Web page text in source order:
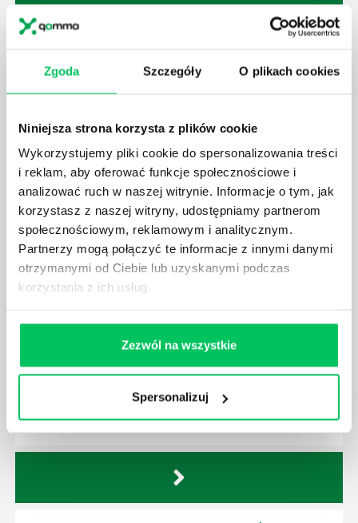
Zgoda Szczegóły O plikach cookies
Niniejsza strona korzysta z plików cookie
Wykorzystujemy pliki cookie do spersonalizowania treści
i reklam, aby oferować funkcje społecznościowe i
analizować ruch w naszej witrynie. Informacje o tym, jak
korzystasz z naszej witryny, udostępniamy partnerom
społecznościowym, reklamowym i analitycznym.
Partnerzy mogą połączyć te informacje z innymi danymi
otrzymanymi od Ciebie lub uzyskanymi podczas
korzystania z ich usług.
Zezwól na wszystkie
Spersonalizuj
JAKIE ZADANIA MUSZĄ ZREALIZOWAĆ
PRACOWNICY ZESPOŁU PROJEKTOWEGO?
mniejszej) firmie pojęcie związane z realizacją
projektów biznesowych. Z pewnością każda osoba
zatrudniona w takim miejscu choć raz się z nim
spotkała.
JAKIE UMIEJĘTNOŚCI MENEDŻERSKIE
kompetentnych pracowników nie będzie w stanie
sprawnie realizować swoich zadań, jeśli zabraknie w
niezbędna jest osoba nadzorująca wszystkie
czynności wykonywane przez pracowników.